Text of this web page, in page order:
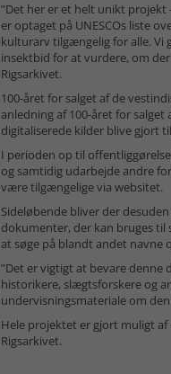
”Det her er et helt unikt
er optaget på UNESCOs liste
kulturarv tilgængelig for alle. Vi
insektbid for at vurdere, om
Rigsarkivet.
100-året for salget af de
anledning af 100-året for salget
digitaliserede kilder blive gjort
I perioden op til
og samtidig udarbejde andre
være tilgængelige via websitet.
Sideløbende bliver der
dokumenter, der kan bruges til
at søge på blandt andet navne
”Det er vigtigt at bevare denne
historikere, slægtsforskere og
undervisningsmateriale om den
Hele projektet er gjort muligt
Rigsarkivet.